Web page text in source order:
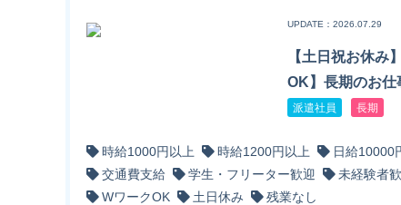
UPDATE：2026.07.29
【土日祝お休み
OK】長期のお仕
派遣社員 長期
時給1000円以上 時給1200円以上 日給10000
交通費支給
学生・フリーター歓迎 未経験者
WワークOK
土日休み 残業なし